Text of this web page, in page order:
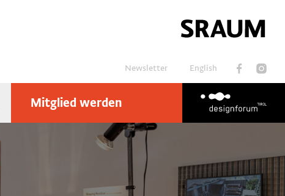
Newsletter English
Mitglied werden